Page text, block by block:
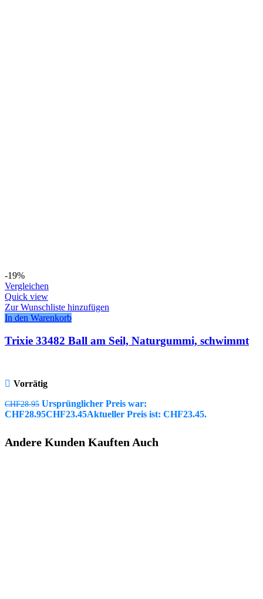
-19%
Vergleichen
Quick view
Zur Wunschliste hinzufügen
In den Warenkorb
Trixie 33482 Ball am Seil, Naturgummi, schwimmt
Vorrätig
CHF28.95 Ursprünglicher Preis war:
CHF28.95CHF23.45Aktueller Preis ist: CHF23.45.
Andere Kunden Kauften Auch